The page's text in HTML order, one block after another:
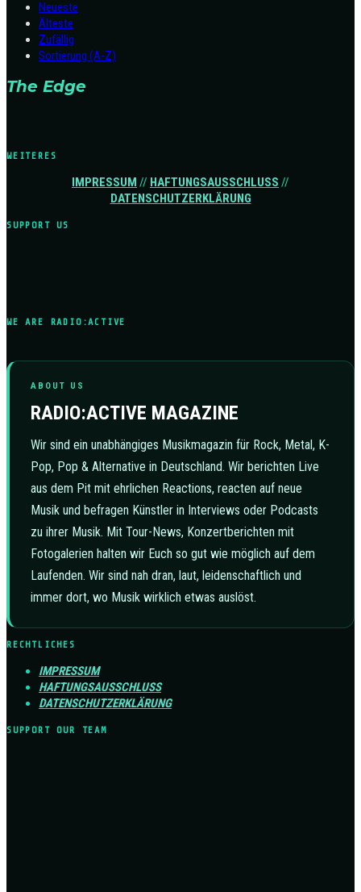
Neueste
Älteste
Zufällig
Sortierung (A-Z)
The Edge
WEITERES
IMPRESSUM // HAFTUNGSAUSSCHLUSS //
DATENSCHUTZERKLÄRUNG
SUPPORT US
WE ARE RADIO:ACTIVE
ABOUT US
RADIO:ACTIVE MAGAZINE
Wir sind ein unabhängiges Musikmagazin für Rock, Metal, K-
Pop, Pop & Alternative in Deutschland. Wir berichten Live
aus dem Pit mit ehrlichen Reactions, reacten auf neue
Musik und befragen Künstler in Interviews oder Podcasts
zu ihrer Musik. Mit Tour-News, Konzertberichten mit
Fotogalerien halten wir Euch so gut wie möglich auf dem
Laufenden. Wir sind nah dran, laut, leidenschaftlich und
immer dort, wo Musik wirklich etwas auslöst.
RECHTLICHES
IMPRESSUM
HAFTUNGSAUSSCHLUSS
DATENSCHUTZERKLÄRUNG
SUPPORT OUR TEAM